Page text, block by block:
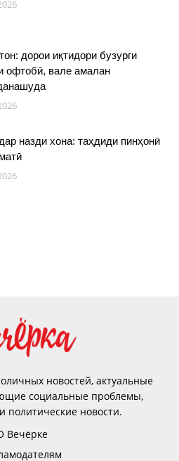
дорои иқтидори бузурги
офтобӣ, вале амалан
назди хона: таҳдиди пинҳонӣ
новостей, актуальные
социальные проблемы,
политические новости.
Вечёрке